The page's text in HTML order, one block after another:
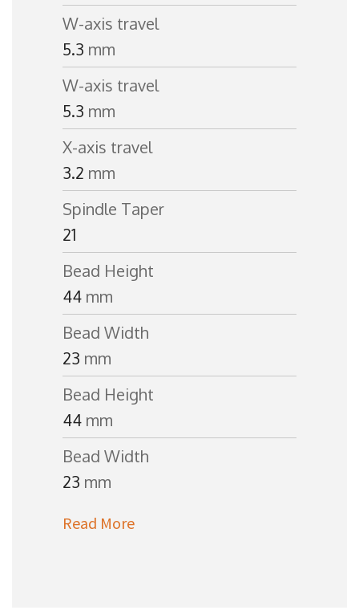
W-axis travel
5.3 mm
W-axis travel
5.3 mm
X-axis travel
3.2 mm
Spindle Taper
21
Bead Height
44 mm
Bead Width
23 mm
Bead Height
44 mm
Bead Width
23 mm
Read More